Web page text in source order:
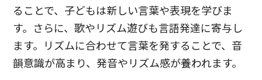
ることで、子どもは新しい言葉や表現を学びま
す。さらに、歌やリズム遊びも言語発達に寄与し
ます。リズムに合わせて言葉を発することで、音
韻意識が高まり、発音やリズム感が養われます。